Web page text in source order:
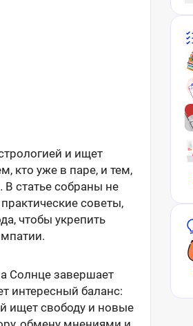
и ищет
кто уже в паре, и тем,
статье собраны не
советы,
чтобы укрепить
Солнце завершает
интересный баланс:
ищет свободу и новые